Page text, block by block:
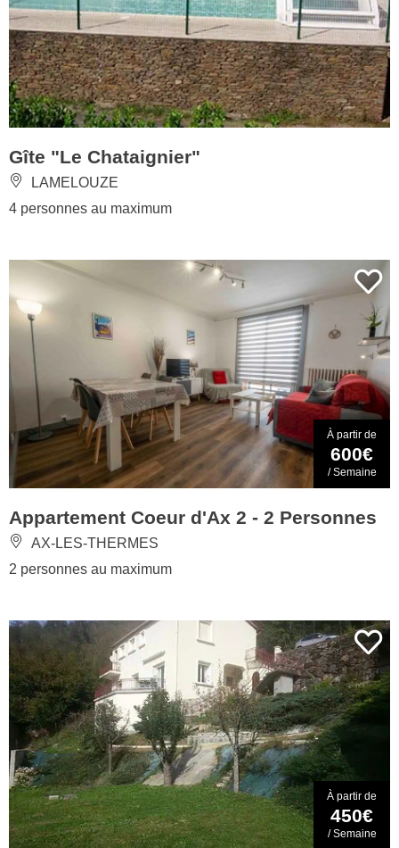
Gîte "Le Chataignier"
LAMELOUZE
4 personnes au maximum
À partir de
600€
/ Semaine
Appartement Coeur d'Ax 2 - 2 Personnes
AX-LES-THERMES
2 personnes au maximum
À partir de
450€
/ Semaine